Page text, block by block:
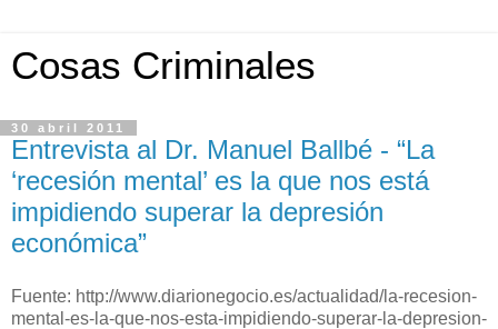
Cosas Criminales
30 abril 2011
Entrevista al Dr. Manuel Ballbé - “La
‘recesión mental’ es la que nos está
impidiendo superar la depresión
económica”
Fuente: http://www.diarionegocio.es/actualidad/la-recesion-
mental-es-la-que-nos-esta-impidiendo-superar-la-depresion-